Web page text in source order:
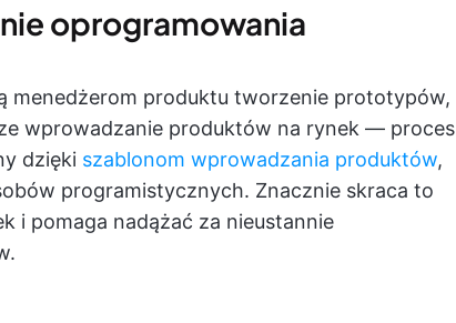
oprogramowania
menedżerom produktu tworzenie prototypów,
wprowadzanie produktów na rynek — proces
dzięki szablonom wprowadzania produktów,
programistycznych. Znacznie skraca to
i pomaga nadążać za nieustannie